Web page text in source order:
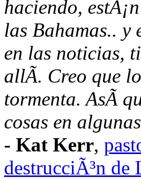
haciendo,
las Bahamas.. y
en las noticias,
allÃ­. Creo que
tormenta. AsÃ­
cosas en
- Kat Kerr,
destrucciÃ³n de